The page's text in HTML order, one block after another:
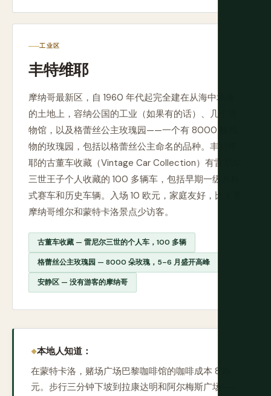
工业区
丰特维耶
摩纳哥最新区，自 1960 年代起完全建在从海中填海
的土地上，容纳公国的工业（如果有的话）、几个博
物馆，以及格蕾丝公主玫瑰园——一个有 8000 株植
物的玫瑰园，包括以格蕾丝公主命名的品种。丰特维
耶的古董车收藏（Vintage Car Collection）有雷尼尔
三世王子个人收藏的 100 多辆车，包括早期一级方程
式赛车和历史车辆。入场 10 欧元，家庭友好，比主要
摩纳哥维尔和蒙特卡洛景点少访客。
古董车收藏 — 雷尼尔三世的个人车，100 多辆
格蕾丝公主玫瑰园 — 8000 朵玫瑰，5–6 月盛开高峰
安静区 — 没有游客的摩纳哥
本地人知道：
在蒙特卡洛，赌场广场巴黎咖啡馆的咖啡成本 8 欧
元。步行三分钟下坡到拉康达明和阿尔梅斯广场——